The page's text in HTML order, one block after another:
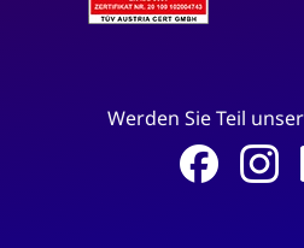
Werden Sie Teil